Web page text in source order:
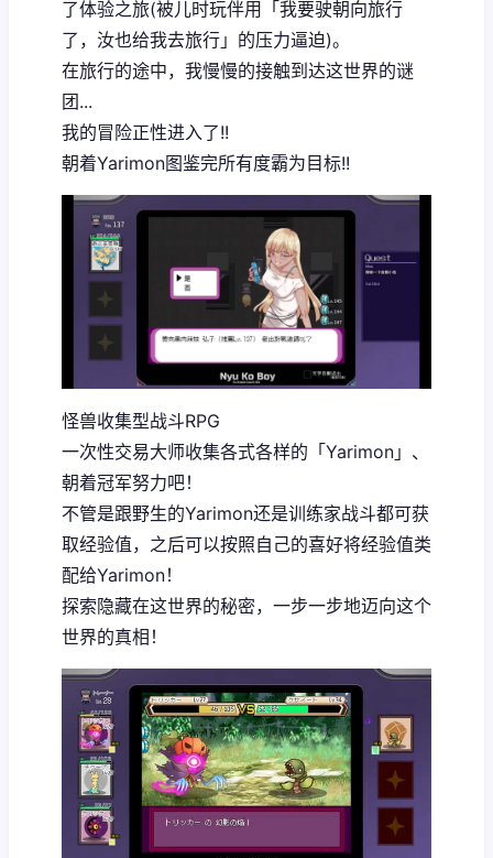
了体验之旅(被儿时玩伴用「我要驶朝向旅行
了，汝也给我去旅行」的压力逼迫)。
在旅行的途中，我慢慢的接触到达这世界的谜
团...
我的冒险正性进入了!!
朝着Yarimon图鉴完所有度霸为目标!!
怪兽收集型战斗RPG
一次性交易大师收集各式各样的「Yarimon」、
朝着冠军努力吧！
不管是跟野生的Yarimon还是训练家战斗都可获
取经验值，之后可以按照自己的喜好将经验值类
配给Yarimon！
探索隐藏在这世界的秘密，一步一步地迈向这个
世界的真相！